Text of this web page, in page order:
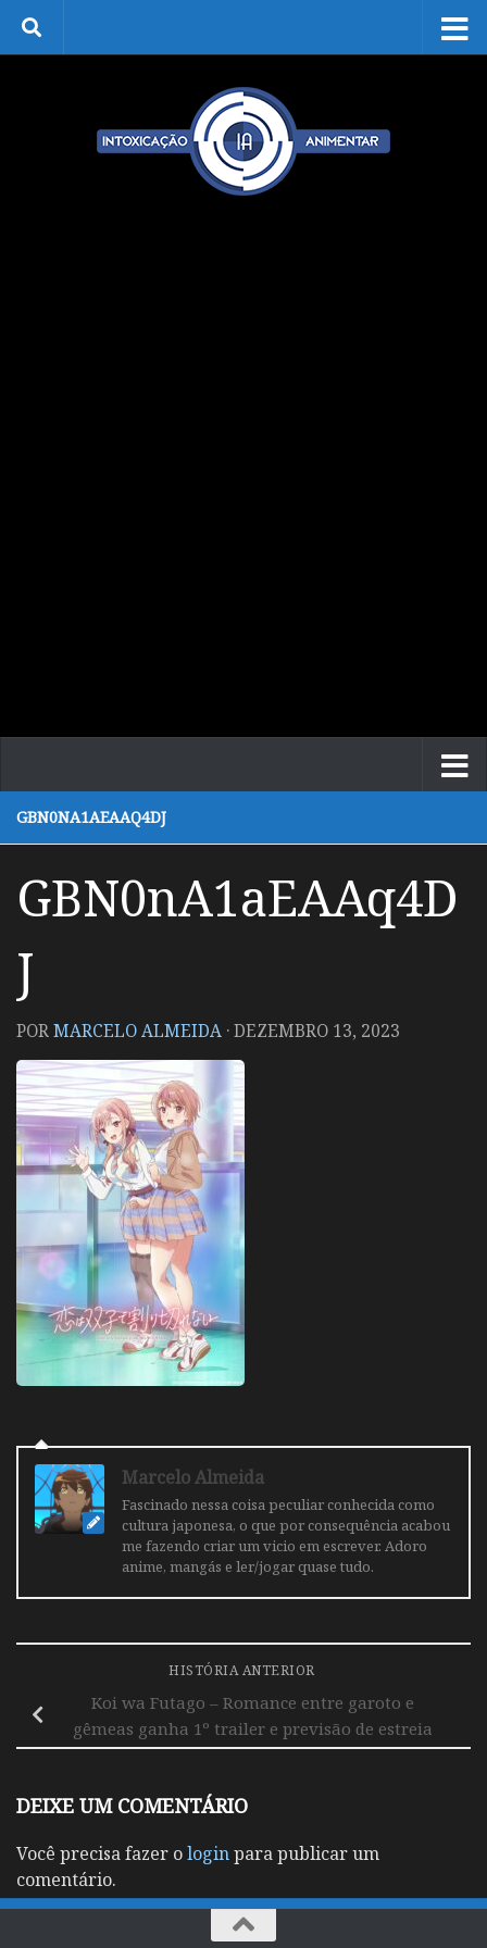
Skip to content
GBN0NA1AEAAQ4DJ
GBN0nA1aEAAq4D
J
PORMARCELO ALMEIDA ·DEZEMBRO 13, 2023
Marcelo Almeida
Fascinado nessa coisa peculiar conhecida como
cultura japonesa, o que por consequência acabou
me fazendo criar um vicio em escrever. Adoro
anime, mangás e ler/jogar quase tudo.
HISTÓRIA ANTERIOR
Koi wa Futago – Romance entre garoto e
gêmeas ganha 1º trailer e previsão de estreia
DEIXE UM COMENTÁRIO
Você precisa fazer ologinpara publicar um
comentário.